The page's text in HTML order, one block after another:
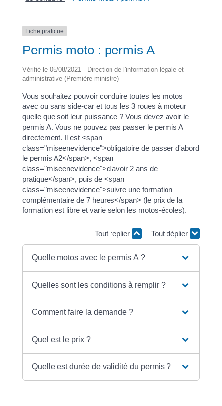
Fiche pratique
Permis moto : permis A
Vérifié le 05/08/2021 - Direction de l'information légale et
administrative (Première ministre)
Vous souhaitez pouvoir conduire toutes les motos
avec ou sans side-car et tous les 3 roues à moteur
quelle que soit leur puissance ? Vous devez avoir le
permis A. Vous ne pouvez pas passer le permis A
directement. Il est <span
class="miseenevidence">obligatoire de passer d'abord
le permis A2</span>, <span
class="miseenevidence">d'avoir 2 ans de
pratique</span>, puis de <span
class="miseenevidence">suivre une formation
complémentaire de 7 heures</span> (le prix de la
formation est libre et varie selon les motos-écoles).
Tout replier Tout déplier
Quelle motos avec le permis A ?
Quelles sont les conditions à remplir ?
Comment faire la demande ?
Quel est le prix ?
Quelle est durée de validité du permis ?